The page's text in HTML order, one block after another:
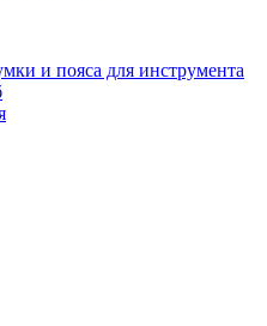
и пояса для инструмента